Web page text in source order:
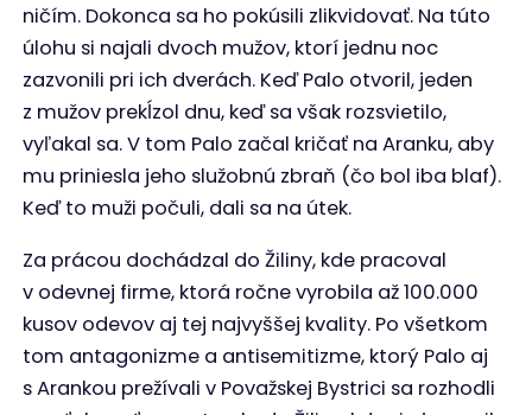
ničím. Dokonca sa ho pokúsili zlikvidovať. Na túto
úlohu si najali dvoch mužov, ktorí jednu noc
zazvonili pri ich dverách. Keď Palo otvoril, jeden
z mužov prekĺzol dnu, keď sa však rozsvietilo,
vyľakal sa. V tom Palo začal kričať na Aranku, aby
mu priniesla jeho služobnú zbraň (čo bol iba blaf).
Keď to muži počuli, dali sa na útek.
Za prácou dochádzal do Žiliny, kde pracoval
v odevnej firme, ktorá ročne vyrobila až 100.000
kusov odevov aj tej najvyššej kvality. Po všetkom
tom antagonizme a antisemitizme, ktorý Palo aj
s Arankou prežívali v Považskej Bystrici sa rozhodli